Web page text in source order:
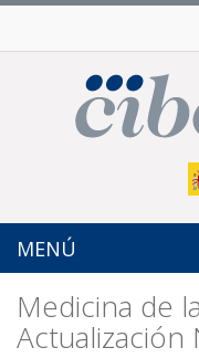
MENÚ
Medicina de
Actualización